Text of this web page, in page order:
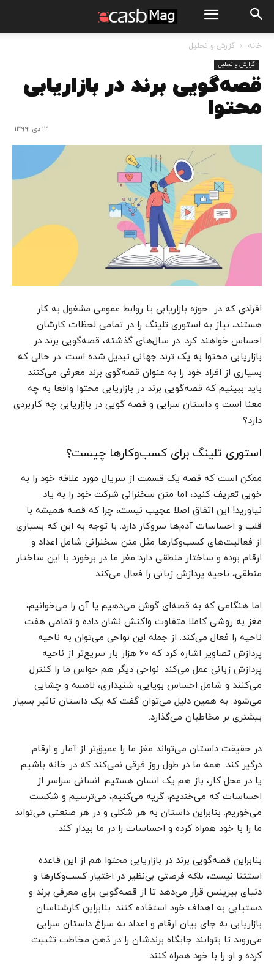
خانه گزارش و تحلیل
گزارش و تحلیل
قصه‌گویی برند در بازاریابی
محتوا
13 دی, 1399
افرادی که در حوزه بازاریابی یا روابط عمومی مشغول به کار
هستند، نیاز به استوری تلینگ را در تمامی لحظات کارشان
احساس خواهند کرد. در سال‌های گذشته، قصه‌گویی برند در
بازاریابی محتوا به یک ترند جهانی تبدیل شده است. در حالی که
بسیاری از افراد خود را به عنوان قصه‌گوی برند معرفی می‌کنند
باید ببینیم که قصه‌گویی برند در بازاریابی محتوا واقعا به چه
معنا است و داستان سرایی و قصه گویی در بازاریابی چه کاربردی
دارد؟
استوری تلینگ برای کسب‌و‌کارها چیست؟
ممکن است که قصه یک قسمت از سریال مورد علاقه خود را به
خوبی تعریف کنید، اما متن سخنرانی شرکت خود را به یاد
نیاورید! این اتفاق اصلا عجیب نیست، چرا که قصه همیشه با
قلب و احساسات آدم‌ها سروکار دارد. با توجه به این که بسیاری
از فعالیت‌های کسب‌و‌کارها مثل متن سخنرانی شامل اعداد و
ارقام بوده و ساختار منطقی دارد مغز ما در برخورد با این ساختار
منطقی، ناحیه پردازش زبانی را فعال می‌کند.
اما هنگامی که به قصه‌ای گوش می‌دهیم یا آن را می‌خوانیم،
مغز به روشی کاملا متفاوت واکنش نشان داده و تمامی هفت
ناحیه را فعال می‌کند. از جمله این نواحی می‌توان به ناحیه
پردازش تصاویر اشاره کرد که ۶۰ هزار بار سریع‌تر از ناحیه
پردازش زبانی عمل می‌کند. نواحی دیگر هم حواس ما را کنترل
می‌کنند و شامل احساس بویایی، شنیداری، لامسه و چشایی
می‌شود. به همین دلیل می‌توان گفت که یک داستان تاثیر بسیار
بیشتری بر مخاطبان می‌گذارد.
در حقیقت داستان می‌تواند مغز ما را عمیق‌تر از آمار و ارقام
درگیر کند. همه ما در طول روز فرقی نمی‌کند که در خانه باشیم
یا در محل کار، باز هم یک انسان هستیم. انسانی سراسر از
احساسات که می‌خندیم، گریه می‌کنیم، می‌ترسیم و شکست
می‌خوریم. بنابراین داستان به هر شکلی و در هر صنعتی می‌تواند
ما را با خود همراه کرده و احساسات را در ما بیدار کند.
بنابراین قصه‌گویی برند در بازاریابی محتوا هم از این قاعده
استثنا نیست، بلکه فرصتی بی‌نظیر در اختیار کسب‌وکارها و
دنیای بیزینس قرار می‌دهد تا از قصه‌گویی برای معرفی برند و
دستیابی به اهداف خود استفاده کنند. بنابراین کارشناسان
بازاریابی به جای بیان ارقام و اعداد به سراغ داستان سرایی
می‌روند تا بتوانند جایگاه برندشان را در ذهن مخاطب تثبیت
کرده و او را با خود همراه کنند.